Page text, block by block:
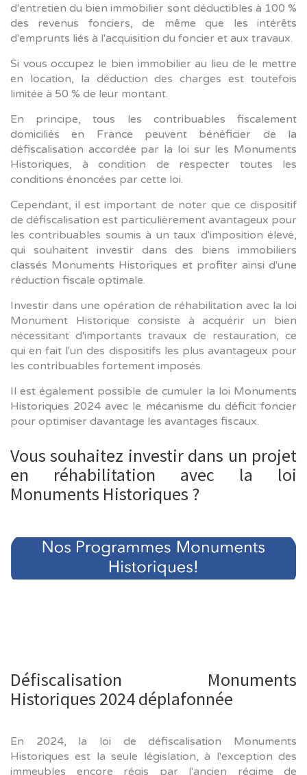
d'entretien du bien immobilier sont déductibles à 100 %
des revenus fonciers, de même que les intérêts
d'emprunts liés à l'acquisition du foncier et aux travaux.
Si vous occupez le bien immobilier au lieu de le mettre
en location, la déduction des charges est toutefois
limitée à 50 % de leur montant.
En principe, tous les contribuables fiscalement
domiciliés en France peuvent bénéficier de la
défiscalisation accordée par la loi sur les Monuments
Historiques, à condition de respecter toutes les
conditions énoncées par cette loi.
Cependant, il est important de noter que ce dispositif
de défiscalisation est particulièrement avantageux pour
les contribuables soumis à un taux d'imposition élevé,
qui souhaitent investir dans des biens immobiliers
classés Monuments Historiques et profiter ainsi d'une
réduction fiscale optimale.
Investir dans une opération de réhabilitation avec la loi
Monument Historique consiste à acquérir un bien
nécessitant d'importants travaux de restauration, ce
qui en fait l'un des dispositifs les plus avantageux pour
les contribuables fortement imposés.
Il est également possible de cumuler la loi Monuments
Historiques 2024 avec le mécanisme du déficit foncier
pour optimiser davantage les avantages fiscaux.
Vous souhaitez investir dans un projet
en réhabilitation avec la loi
Monuments Historiques ?
Défiscalisation Monuments
Historiques 2024 déplafonnée
En 2024, la loi de défiscalisation Monuments
Historiques est la seule législation, à l'exception des
immeubles encore régis par l'ancien régime de